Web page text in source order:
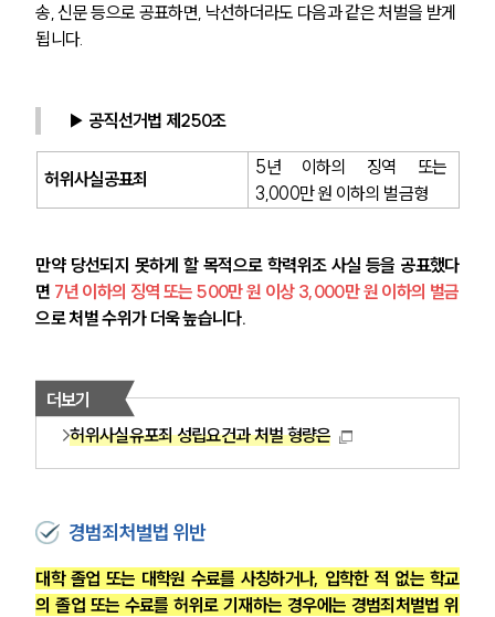
송, 신문 등으로 공표하면, 낙선하더라도 다음과 같은 처벌을 받게
됩니다.
▶ 공직선거법 제250조
허위사실공표죄
5년 이하의 징역 또는
3,000만 원 이하의 벌금형
만약 당선되지 못하게 할 목적으로 학력위조 사실 등을 공표했다
면 7년 이하의 징역 또는 500만 원 이상 3,000만 원 이하의 벌금
으로 처벌 수위가 더욱 높습니다.
더보기
허위사실유포죄 성립요건과 처벌 형량은
경범죄처벌법 위반
대학 졸업 또는 대학원 수료를 사칭하거나, 입학한 적 없는 학교
의 졸업 또는 수료를 허위로 기재하는 경우에는 경범죄처벌법 위